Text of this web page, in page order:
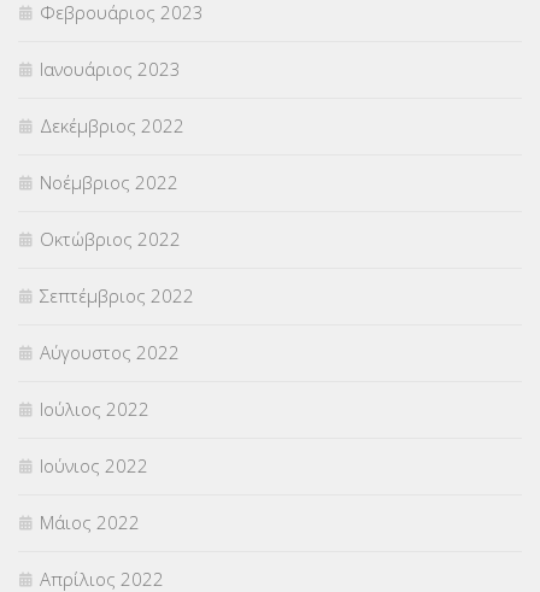
Φεβρουάριος 2023
Ιανουάριος 2023
Δεκέμβριος 2022
Νοέμβριος 2022
Οκτώβριος 2022
Σεπτέμβριος 2022
Αύγουστος 2022
Ιούλιος 2022
Ιούνιος 2022
Μάιος 2022
Απρίλιος 2022